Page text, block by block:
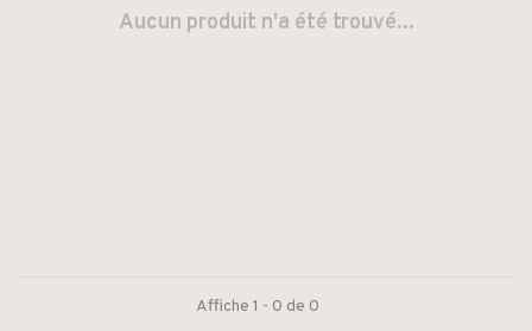
Aucun produit n'a été trouvé...
Affiche 1 - 0 de 0